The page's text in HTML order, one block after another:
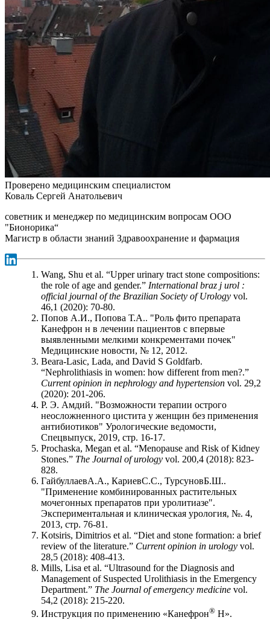
Проверено медицинским специалистом
Коваль Сергей Анатольевич
советник и менеджер по медицинским вопросам ООО
"Бионорика“
Магистр в области знаний Здравоохранение и фармация
Wang, Shu et al. “Upper urinary tract stone compositions:
the role of age and gender.” International braz j urol :
official journal of the Brazilian Society of Urology vol.
46,1 (2020): 70-80.
Попов А.И., Попова Т.А.. "Роль фито препарата
Канефрон н в лечении пациентов с впервые
выявленными мелкими конкрементами почек"
Медицинские новости, № 12, 2012.
Beara-Lasic, Lada, and David S Goldfarb.
“Nephrolithiasis in women: how different from men?.”
Current opinion in nephrology and hypertension vol. 29,2
(2020): 201-206.
Р. Э. Амдий. "Возможности терапии острого
неосложненного цистита у женщин без применения
антибиотиков" Урологические ведомости,
Спецвыпуск, 2019, стр. 16-17.
Prochaska, Megan et al. “Menopause and Risk of Kidney
Stones.” The Journal of urology vol. 200,4 (2018): 823-
828.
ГайбуллаевА.А., КариевС.С., ТурсуновБ.Ш..
"Применение комбинированных растительных
мочегонных препаратов при уролитиазе".
Экспериментальная и клиническая урология, №. 4,
2013, стр. 76-81.
Kotsiris, Dimitrios et al. “Diet and stone formation: a brief
review of the literature.” Current opinion in urology vol.
28,5 (2018): 408-413.
Mills, Lisa et al. “Ultrasound for the Diagnosis and
Management of Suspected Urolithiasis in the Emergency
Department.” The Journal of emergency medicine vol.
54,2 (2018): 215-220.
Инструкция по применению «Канефрон® Н».